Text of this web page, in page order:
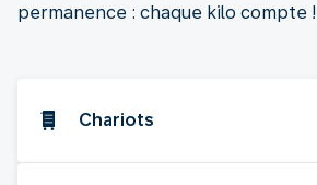
permanence : chaque kilo compte !
Chariots